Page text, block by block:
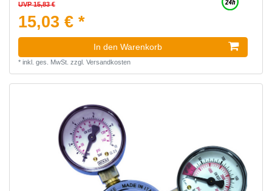
UVP 15,83 €
15,03 € *
In den Warenkorb
* inkl. ges. MwSt. zzgl. Versandkosten